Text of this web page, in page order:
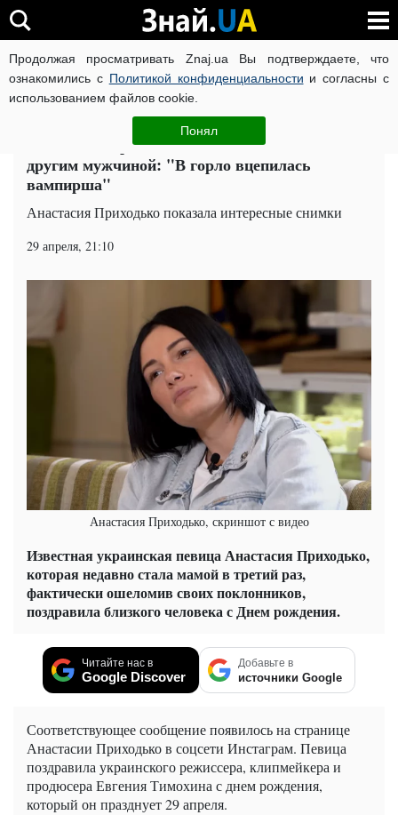
Продолжая просматривать Znaj.ua Вы подтверждаете, что
ознакомились с Политикой конфиденциальности и согласны с
использованием файлов cookie.
Понял
ВОЙНА РОССИИ ПРОТИВ УКРАИНЫ КОРОНАВИРУС В
ЧИТАТИ УКРАЇНСЬКОЮ
Анастасия Приходько показала нежности с
другим мужчиной: "В горло вцепилась
вампирша"
Анастасия Приходько показала интересные снимки
29 апреля, 21:10
Анастасия Приходько, скриншот с видео
Известная украинская певица Анастасия Приходько,
которая недавно стала мамой в третий раз,
фактически ошеломив своих поклонников,
поздравила близкого человека с Днем рождения.
Читайте нас в
Google Discover
Добавьте в
источники Google
Соответствующее сообщение появилось на странице
Анастасии Приходько в соцсети Инстаграм. Певица
поздравила украинского режиссера, клипмейкера и
продюсера Евгения Тимохина с днем рождения,
который он празднует 29 апреля.